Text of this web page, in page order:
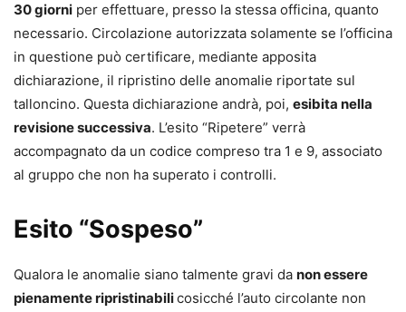
30 giorni per effettuare, presso la stessa officina, quanto
necessario. Circolazione autorizzata solamente se l’officina
in questione può certificare, mediante apposita
dichiarazione, il ripristino delle anomalie riportate sul
talloncino. Questa dichiarazione andrà, poi, esibita nella
revisione successiva. L’esito “Ripetere” verrà
accompagnato da un codice compreso tra 1 e 9, associato
al gruppo che non ha superato i controlli.
Esito “Sospeso”
Qualora le anomalie siano talmente gravi da non essere
pienamente ripristinabilicosicché l’auto circolante non